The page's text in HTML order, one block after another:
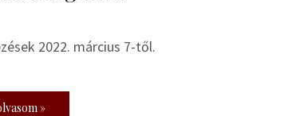
2022. március 7-től.
»